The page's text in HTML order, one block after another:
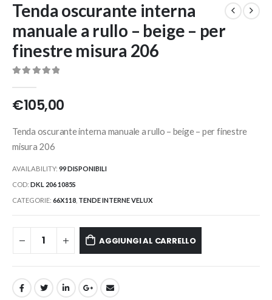
Tenda oscurante interna
manuale a rullo – beige – per
finestre misura 206
€105,00
Tenda oscurante interna manuale a rullo – beige – per finestre
misura 206
AVAILABILITY: 99 DISPONIBILI
COD: DKL 206 1085S
CATEGORIE: 66X118 TENDE INTERNE VELUX
AGGIUNGI AL CARRELLO